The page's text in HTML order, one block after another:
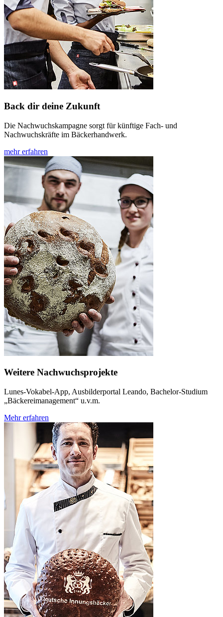
Back dir deine Zukunft
Die Nachwuchskampagne sorgt für künftige Fach- und
Nachwuchskräfte im Bäckerhandwerk.
mehr erfahren
Weitere Nachwuchsprojekte
Lunes-Vokabel-App, Ausbilderportal Leando, Bachelor-Studium
„Bäckereimanagement“ u.v.m.
Mehr erfahren